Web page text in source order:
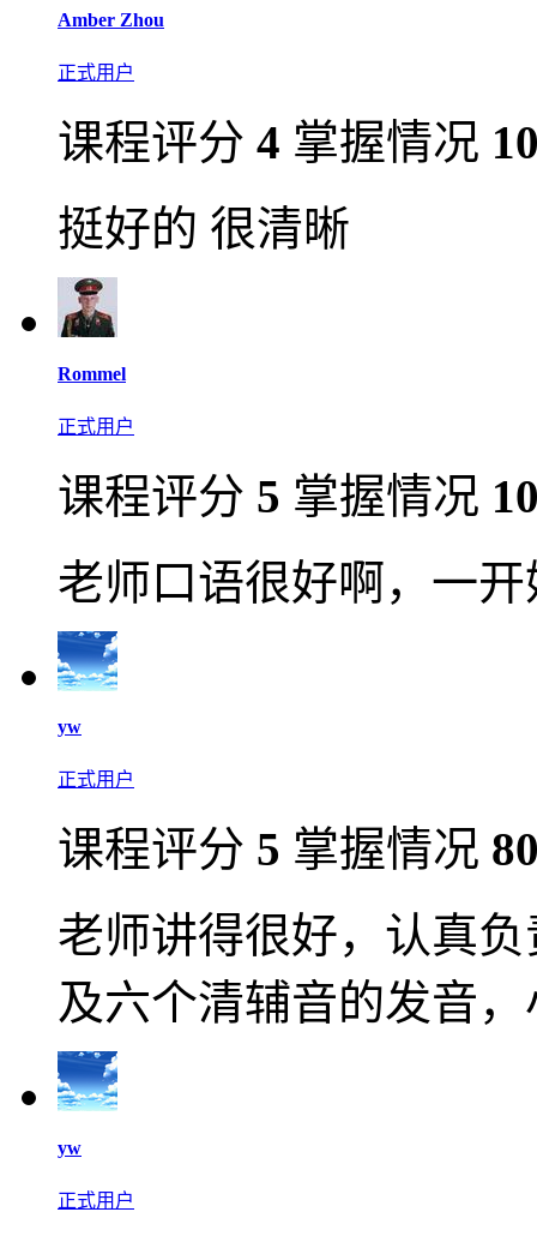
Amber Zhou
正式用户
课程评分 4 掌握情况
挺好的 很清晰
Rommel
正式用户
课程评分 5 掌握情况
老师口语很好啊，一
yw
正式用户
课程评分 5 掌握情况
老师讲得很好，认真
及六个清辅音的发音
yw
正式用户